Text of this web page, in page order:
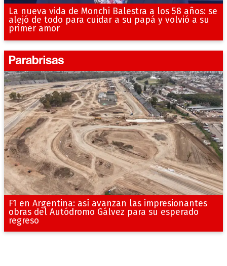
La nueva vida de Monchi Balestra a los 58 años: se
alejó de todo para cuidar a su papá y volvió a su
primer amor
F1 en Argentina: así avanzan las impresionantes
obras del Autódromo Gálvez para su esperado
regreso